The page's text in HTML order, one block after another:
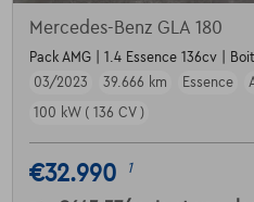
Mercedes-Benz GLA 180
Pack AMG | 1.4 Essence 136cv |
03/2023
39.666 km Essence
100 kW ( 136 CV )
€32.990 1